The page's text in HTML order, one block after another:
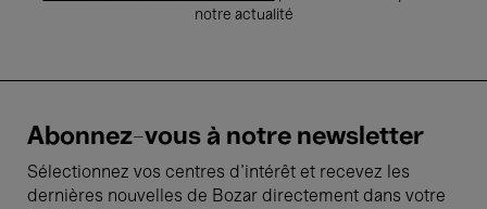
notre actualité
Abonnez-vous à notre newsletter
Sélectionnez vos centres d'intérêt et recevez les
dernières nouvelles de Bozar directement dans votre